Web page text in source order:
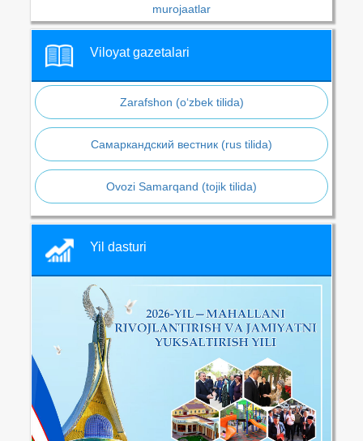
murojaatlar
Viloyat gazetalari
Zarafshon (o‘zbek tilida)
Самаркандский вестник (rus tilida)
Ovozi Samarqand (tojik tilida)
Yil dasturi